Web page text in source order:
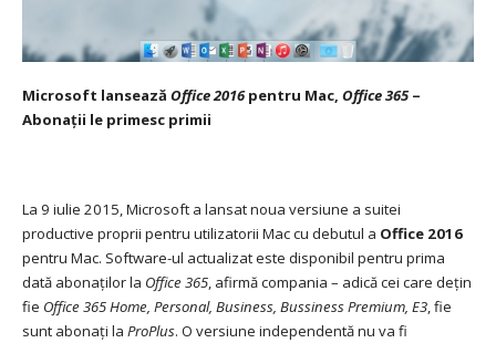
Microsoft lansează Office 2016pentru Mac, Office 365 –
Abonații le primesc primii
La 9 iulie 2015, Microsoft a lansat noua versiune a suitei
productive proprii pentru utilizatorii Mac cu debutul a Office 2016
pentru Mac. Software-ul actualizat este disponibil pentru prima
dată abonaților la Office 365, afirmă compania – adică cei care dețin
fie Office 365 Home, Personal, Business, Bussiness Premium, E3, fie
sunt abonați la ProPlus. O versiune independentă nu va fi